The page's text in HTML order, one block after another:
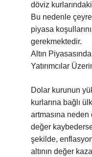
döviz
Bu nedenle
piyasa
gerekmektedir.
Altın
Yatırımcılar
Dolar kurunun
kurlarına bağlı
artmasına
değer
şekilde,
altının değer